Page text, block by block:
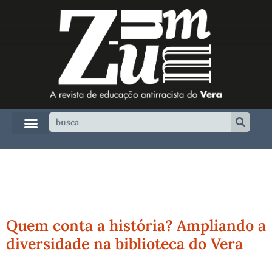
Quem conta a história? Ampliando a
diversidade na biblioteca do Vera